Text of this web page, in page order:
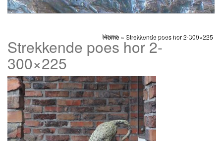
Home» Strekkende poes hor 2-300×225
Strekkende poes hor 2-
300×225